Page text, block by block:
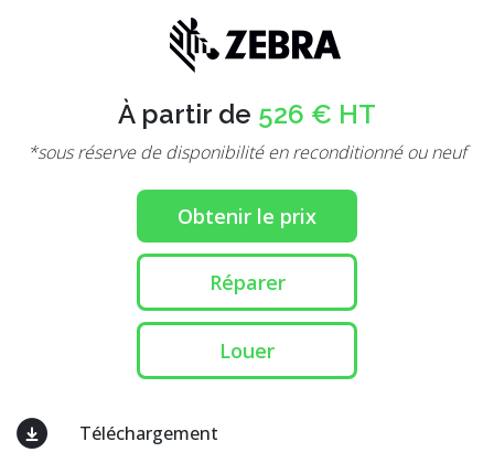
À partir de 526 € HT
*sous réserve de disponibilité en reconditionné ou neuf
Obtenir le prix
Réparer
Louer
Téléchargement